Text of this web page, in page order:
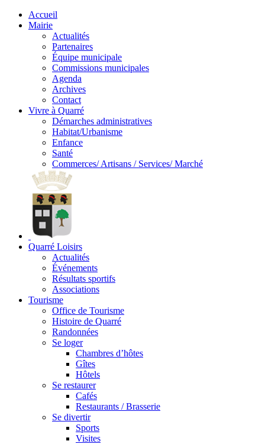
Accueil
Mairie
Actualités
Partenaires
Équipe municipale
Commissions municipales
Agenda
Archives
Contact
Vivre à Quarré
Démarches administratives
Habitat/Urbanisme
Enfance
Santé
Commerces/ Artisans / Services/ Marché
Quarré Loisirs
Actualités
Événements
Résultats sportifs
Associations
Tourisme
Office de Tourisme
Histoire de Quarré
Randonnées
Se loger
Chambres d’hôtes
Gîtes
Hôtels
Se restaurer
Cafés
Restaurants / Brasserie
Se divertir
Sports
Visites